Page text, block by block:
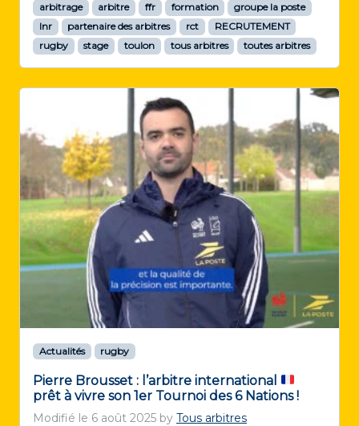
arbitrage arbitre ffr formation
groupe la poste
lnr
partenaire des arbitres rct
RECRUTEMENT
rugby
stage toulon tous arbitres toutes arbitres
Actualités rugby
Pierre Brousset : l’arbitre international
prêt à vivre son 1er Tournoi des 6 Nations !
Modifié le 6 août 2025 by Tous arbitres